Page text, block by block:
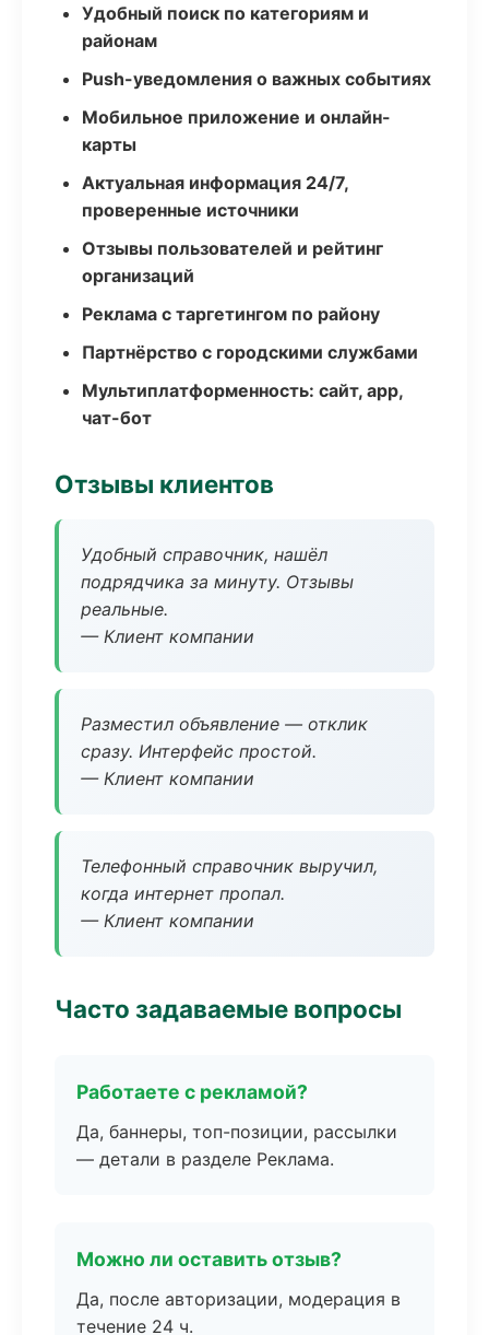
Удобный поиск по категориям и
районам
Push-уведомления о важных событиях
Мобильное приложение и онлайн-
карты
Актуальная информация 24/7,
проверенные источники
Отзывы пользователей и рейтинг
организаций
Реклама с таргетингом по району
Партнёрство с городскими службами
Мультиплатформенность: сайт, app,
чат-бот
Отзывы клиентов
Удобный справочник, нашёл
подрядчика за минуту. Отзывы
реальные.
— Клиент компании
Разместил объявление — отклик
сразу. Интерфейс простой.
— Клиент компании
Телефонный справочник выручил,
когда интернет пропал.
— Клиент компании
Часто задаваемые вопросы
Работаете с рекламой?
Да, баннеры, топ-позиции, рассылки
— детали в разделе Реклама.
Можно ли оставить отзыв?
Да, после авторизации, модерация в
течение 24 ч.